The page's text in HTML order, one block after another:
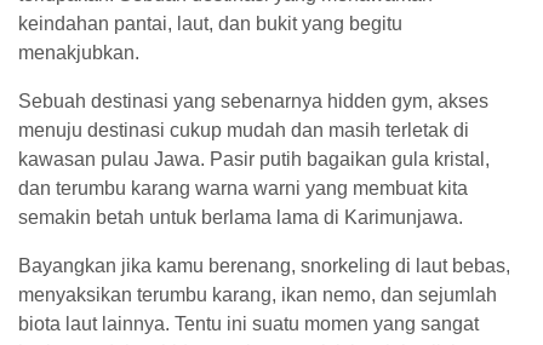
keindahan pantai, laut, dan bukit yang begitu
menakjubkan.
Sebuah destinasi yang sebenarnya hidden gym, akses
menuju destinasi cukup mudah dan masih terletak di
kawasan pulau Jawa. Pasir putih bagaikan gula kristal,
dan terumbu karang warna warni yang membuat kita
semakin betah untuk berlama lama di Karimunjawa.
Bayangkan jika kamu berenang, snorkeling di laut bebas,
menyaksikan terumbu karang, ikan nemo, dan sejumlah
biota laut lainnya. Tentu ini suatu momen yang sangat